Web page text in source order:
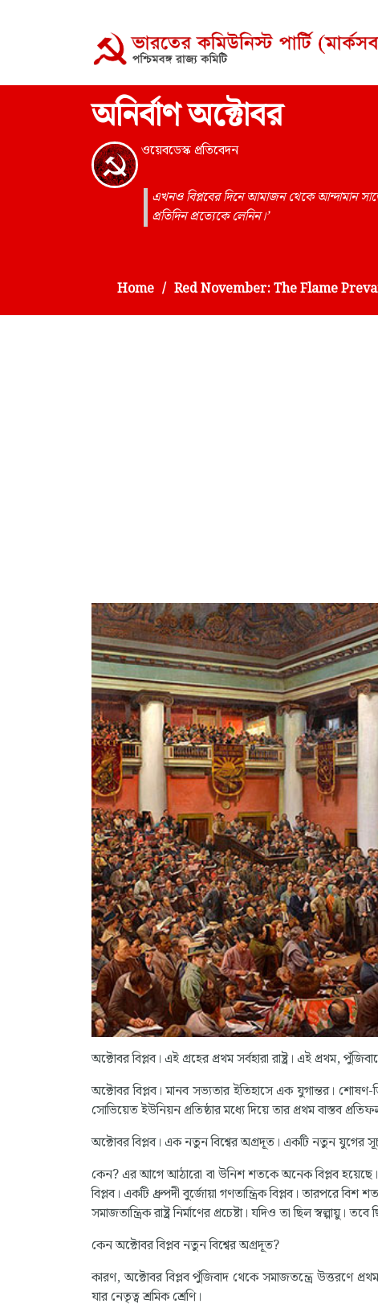
অনির্বাণ অক্টোবর
ওয়েবডেস্ক প্রতিবেদন
এখনও বিপ্লবের দিনে আমাজন থেকে আন্দামান
প্রতিদিন প্রত্যেকে লেনিন।’
Home Red November: The Flame
অক্টোবর বিপ্লব। এই গ্রহের প্রথম সর্বহারা রাষ্ট্র। এই প্রথম,
অক্টোবর বিপ্লব। মানব সভ্যতার ইতিহাসে এক যুগান্তর।
সোভিয়েত ইউনিয়ন প্রতিষ্ঠার মধ্যে দিয়ে তার প্রথম বাস্তব
অক্টোবর বিপ্লব। এক নতুন বিশ্বের অগ্রদূত। একটি নতুন যুগের
কেন? এর আগে আঠারো বা উনিশ শতকে অনেক বিপ্লব হয়েছে।
বিপ্লব। একটি ধ্রুপদী বুর্জোয়া গণতান্ত্রিক বিপ্লব। তারপরে
সমাজতান্ত্রিক রাষ্ট্র নির্মাণের প্রচেষ্টা। যদিও তা ছিল স্বল্পায়ু।
কেন অক্টোবর বিপ্লব নতুন বিশ্বের অগ্রদূত?
কারণ, অক্টোবর বিপ্লব পুঁজিবাদ থেকে সমাজতন্ত্রে উত্তরণে
যার নেতৃত্ব শ্রমিক শ্রেণি।